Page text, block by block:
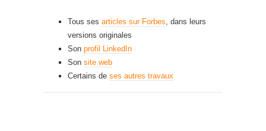
Tous ses articles sur Forbes , dans leurs
versions originales
Son profil LinkedIn
Son site web
Certains de ses autres travaux